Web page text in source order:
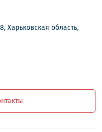
Харьковская область,